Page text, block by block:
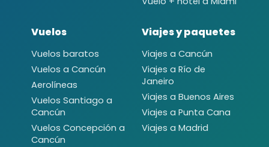
Vuelos
Vuelos baratos
Vuelos a Cancún
Aerolíneas
Vuelos Santiago a
Cancún
Vuelos Concepción a
Cancún
Viajes y paquetes
Viajes a Cancún
Viajes a Río de
Janeiro
Viajes a Buenos Aires
Viajes a Punta Cana
Viajes a Madrid